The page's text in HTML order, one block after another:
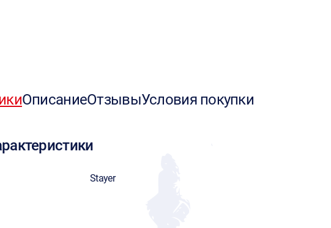
ОписаниеОтзывыУсловия покупки
Stayer